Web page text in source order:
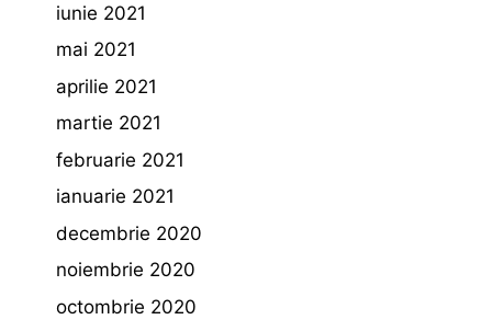
iunie 2021
mai 2021
aprilie 2021
martie 2021
februarie 2021
ianuarie 2021
decembrie 2020
noiembrie 2020
octombrie 2020